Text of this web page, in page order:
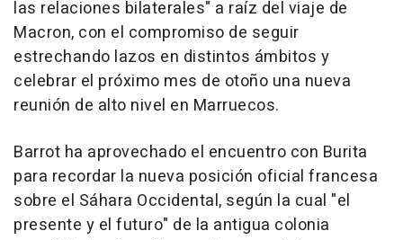
las relaciones bilaterales" a raíz del viaje de
Macron, con el compromiso de seguir
estrechando lazos en distintos ámbitos y
celebrar el próximo mes de otoño una nueva
reunión de alto nivel en Marruecos.
Barrot ha aprovechado el encuentro con Burita
para recordar la nueva posición oficial francesa
sobre el Sáhara Occidental, según la cual "el
presente y el futuro" de la antigua colonia